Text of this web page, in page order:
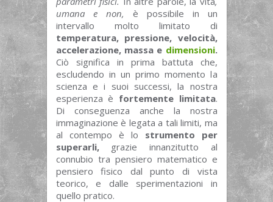
umana e non, è possibile in un
intervallo molto limitato di
temperatura, pressione, velocità,
accelerazione, massa e dimensioni.
Ciò significa in prima battuta che,
escludendo in un primo momento la
scienza e i suoi successi, la nostra
esperienza è fortemente limitata.
Di conseguenza anche la nostra
immaginazione è legata a tali limiti, ma
al contempo è lo strumento
per
superarli, grazie innanzitutto al
connubio tra pensiero matematico e
pensiero fisico dal punto di vista
teorico, e dalle sperimentazioni in
quello pratico.